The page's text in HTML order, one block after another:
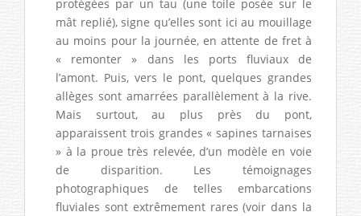
protégées par un tau (une toile posée sur le
mât replié), signe qu’elles sont ici au mouillage
au moins pour la journée, en attente de fret à
« remonter » dans les ports fluviaux de
l’amont. Puis, vers le pont, quelques grandes
allèges sont amarrées parallèlement à la rive.
Mais surtout, au plus près du pont,
apparaissent trois grandes « sapines tarnaises
» à la proue très relevée, d’un modèle en voie
de disparition. Les témoignages
photographiques de telles embarcations
fluviales sont extrêmement rares (voir dans la